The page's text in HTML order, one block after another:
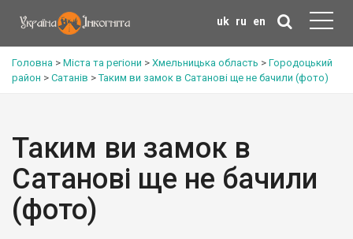
uk ru en
Головна > Міста та регіони > Хмельницька область > Городоцький
район > Сатанів >Таким ви замок в Сатанові ще не бачили (фото)
Таким ви замок в
Сатанові ще не бачили
(фото)